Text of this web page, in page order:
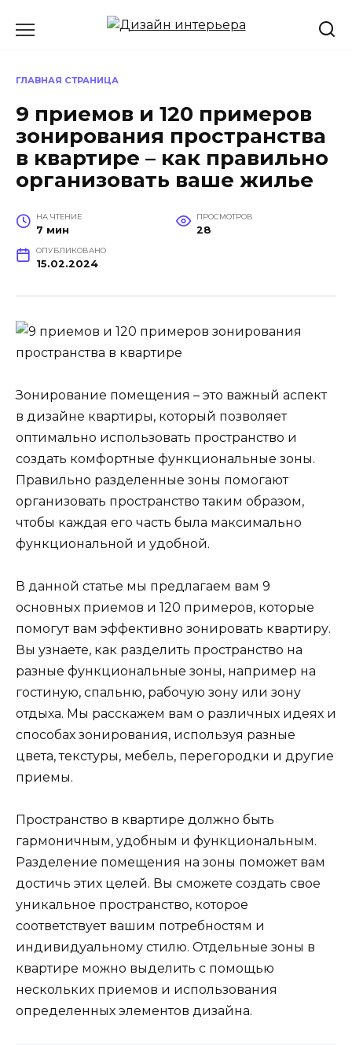
ГЛАВНАЯ СТРАНИЦА
9 приемов и 120 примеров
зонирования пространства
в квартире – как правильно
организовать ваше жилье
НА ЧТЕНИЕ
7 мин
ПРОСМОТРОВ
28
ОПУБЛИКОВАНО
15.02.2024
Зонирование помещения – это важный аспект
в дизайне квартиры, который позволяет
оптимально использовать пространство и
создать комфортные функциональные зоны.
Правильно разделенные зоны помогают
организовать пространство таким образом,
чтобы каждая его часть была максимально
функциональной и удобной.
В данной статье мы предлагаем вам 9
основных приемов и 120 примеров, которые
помогут вам эффективно зонировать квартиру.
Вы узнаете, как разделить пространство на
разные функциональные зоны, например на
гостиную, спальню, рабочую зону или зону
отдыха. Мы расскажем вам о различных идеях и
способах зонирования, используя разные
цвета, текстуры, мебель, перегородки и другие
приемы.
Пространство в квартире должно быть
гармоничным, удобным и функциональным.
Разделение помещения на зоны поможет вам
достичь этих целей. Вы сможете создать свое
уникальное пространство, которое
соответствует вашим потребностям и
индивидуальному стилю. Отдельные зоны в
квартире можно выделить с помощью
нескольких приемов и использования
определенных элементов дизайна.